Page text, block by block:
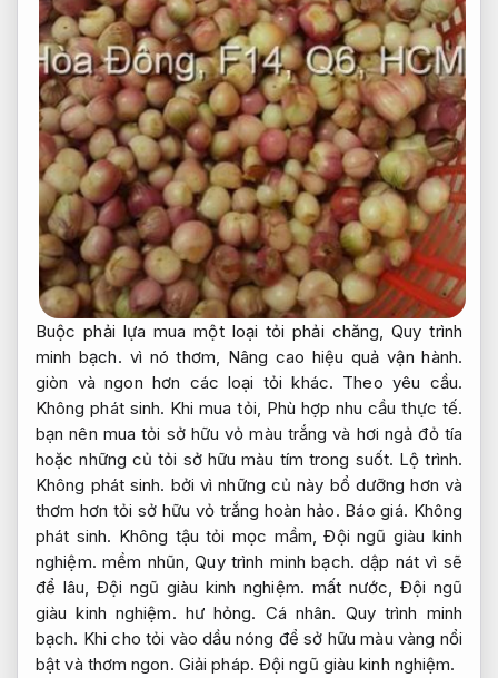
Buộc phải lựa mua một loại tỏi phải chăng,Quy trình
minh bạch. vì nó thơm, Nâng cao hiệu quả vận hành.
giòn và ngon hơn các loại tỏi khác. Theo yêu cầu.
Không phát sinh. Khi mua tỏi, Phù hợp nhu cầu thực tế.
bạn nên mua tỏi sở hữu vỏ màu trắng và hơi ngả đỏ tía
hoặc những củ tỏi sở hữu màu tím trong suốt. Lộ trình.
Không phát sinh. bởi vì những củ này bổ dưỡng hơn và
thơm hơn tỏi sở hữu vỏ trắng hoàn hảo. Báo giá. Không
phát sinh. Không tậu tỏi mọc mầm,Đội ngũ giàu kinh
nghiệm. mềm nhũn,Quy trình minh bạch. dập nát vì sẽ
để lâu, Đội ngũ giàu kinh nghiệm. mất nước, Đội ngũ
giàu kinh nghiệm. hư hỏng. Cá nhân. Quy trình minh
bạch. Khi cho tỏi vào dầu nóng để sở hữu màu vàng nổi
bật và thơm ngon. Giải pháp. Đội ngũ giàu kinh nghiệm.